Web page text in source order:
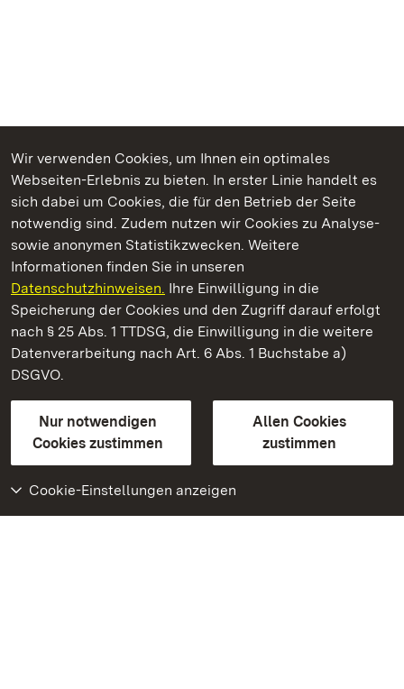
Wir verwenden Cookies, um Ihnen ein optimales
Webseiten-Erlebnis zu bieten. In erster Linie handelt es
sich dabei um Cookies, die für den Betrieb der Seite
notwendig sind. Zudem nutzen wir Cookies zu Analyse-
sowie anonymen Statistikzwecken. Weitere
Informationen finden Sie in unseren
Datenschutzhinweisen. Ihre Einwilligung in die
Speicherung der Cookies und den Zugriff darauf erfolgt
nach § 25 Abs. 1 TTDSG, die Einwilligung in die weitere
Datenverarbeitung nach Art. 6 Abs. 1 Buchstabe a)
DSGVO.
Nur notwendigen
Cookies zustimmen
Allen Cookies
zustimmen
Cookie-Einstellungen anzeigen
Kommen. Staunen. Genießen.
Römische Badruine Badenweiler
Staatliche Schlösser und Gärten Baden-Württemberg
Kontakt
GebärdenspracheLeichte Sprache
Erklärung zur Barrierefreiheit
BITV-konform (geprüfte Seiten)
Weiteres